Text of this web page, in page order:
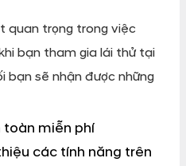
quan trọng trong việc
bạn tham gia lái thử tại
bạn sẽ nhận được những
miễn phí
các tính năng trên